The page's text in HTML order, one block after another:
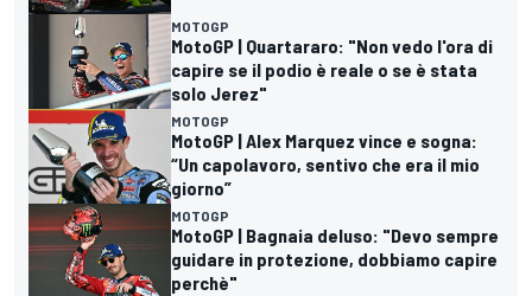
MOTOGP
MotoGP | Quartararo: "Non vedo l'ora di
capire se il podio è reale o se è stata
solo Jerez"
MOTOGP
MotoGP | Alex Marquez vince e sogna:
“Un capolavoro, sentivo che era il mio
giorno”
MOTOGP
MotoGP | Bagnaia deluso: "Devo sempre
guidare in protezione, dobbiamo capire
perchè"